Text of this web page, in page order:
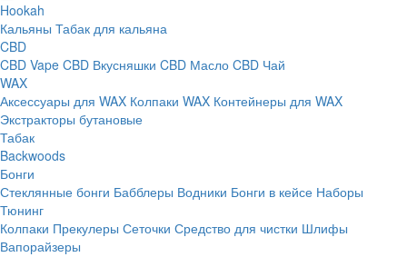
Hookah
Кальяны Табак для кальяна
CBD
CBD Vape CBD Вкусняшки CBD Масло CBD Чай
WAX
Аксессуары для WAX Колпаки WAX Контейнеры для WAX
Экстракторы бутановые
Табак
Backwoods
Бонги
Стеклянные бонги Бабблеры Водники Бонги в кейсе Наборы
Тюнинг
Колпаки Прекулеры Сеточки Средство для чистки Шлифы
Вапорайзеры